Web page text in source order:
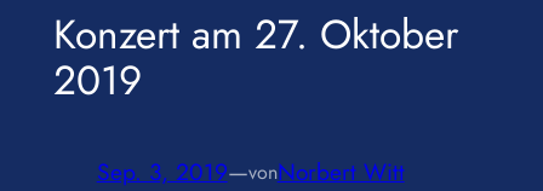
Konzert am 27. Oktober
2019
Sep. 3, 2019—vonNorbert Witt